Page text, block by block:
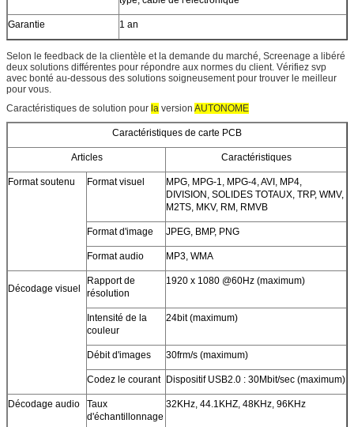
Garantie 1 an
Selon le feedback de la clientèle et la demande du marché, Screenage a libéré
deux solutions différentes pour répondre aux normes du client. Vérifiez svp
avec bonté au-dessous des solutions soigneusement pour trouver le meilleur
pour vous.
Caractéristiques de solution pour la version AUTONOME
Caractéristiques de carte PCB
Articles Caractéristiques
Format soutenu Format visuel
MPG, MPG-1, MPG-4, AVI, MP4,
DIVISION, SOLIDES TOTAUX, TRP, WMV,
M2TS, MKV, RM, RMVB
Format d'image JPEG, BMP, PNG
Format audio MP3, WMA
Décodage visuel
Rapport de
résolution
1920 x 1080 @60Hz (maximum)
Intensité de la
couleur
24bit (maximum)
Débit d'images 30frm/s (maximum)
Codez le courant Dispositif USB2.0 : 30Mbit/sec (maximum)
Décodage audio
Taux
d'échantillonnage
32KHz, 44.1KHZ, 48KHz, 96KHz